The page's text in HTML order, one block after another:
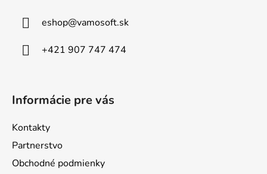
eshop@vamosoft.sk
+421 907 747 474
Informácie pre vás
Kontakty
Partnerstvo
Obchodné podmienky